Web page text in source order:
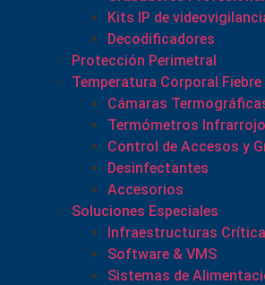
Kits IP de
Decodificadores
Protección Perimetral
Temperatura Corporal Fiebre
Cámaras
Termómetros
Control de Accesos y
Desinfectantes
Accesorios
Soluciones Especiales
Infraestructuras
Software & VMS
Sistemas de